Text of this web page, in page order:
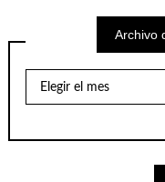
Archivo
Artículos